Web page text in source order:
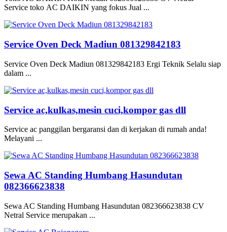
Service toko AC DAIKIN yang fokus Jual ...
Service Oven Deck Madiun 081329842183
Service Oven Deck Madiun 081329842183 Ergi Teknik Selalu siap
dalam ...
Service ac,kulkas,mesin cuci,kompor gas dll
Service ac panggilan bergaransi dan di kerjakan di rumah anda!
Melayani ...
Sewa AC Standing Humbang Hasundutan
082366623838
Sewa AC Standing Humbang Hasundutan 082366623838 CV
Netral Service merupakan ...